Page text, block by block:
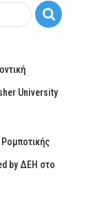
University
by ΔΕΗ στο